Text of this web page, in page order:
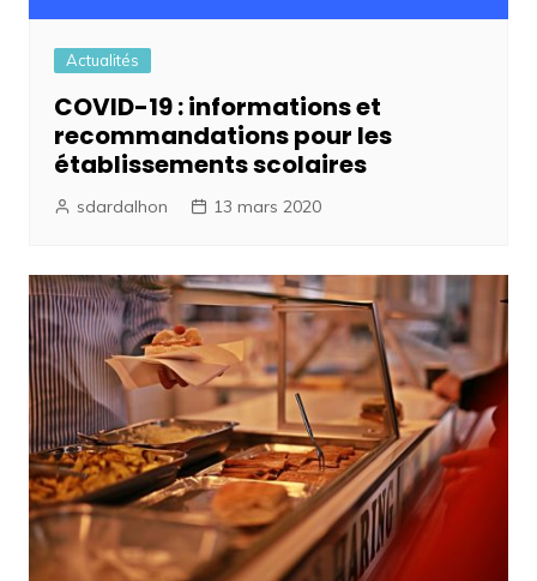
Actualités
COVID-19 : informations et
recommandations pour les
établissements scolaires
sdardalhon 13 mars 2020